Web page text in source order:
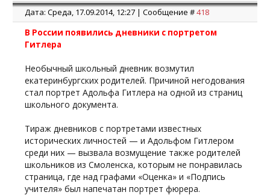
Дата: Среда, 17.09.2014, 12:27 | Сообщение #418
В России появились дневники с портретом
Гитлера
Необычный школьный дневник возмутил
екатеринбургских родителей. Причиной негодования
стал портрет Адольфа Гитлера на одной из страниц
школьного документа.
Тираж дневников с портретами известных
исторических личностей — и Адольфом Гитлером
среди них — вызвала возмущение также родителей
школьников из Смоленска, которым не понравилась
страница, где над графами «Оценка» и «Подпись
учителя» был напечатан портрет фюрера.